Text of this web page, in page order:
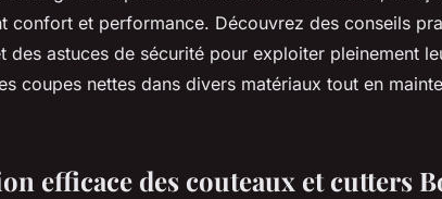
confort et performance. Découvrez des conseils
des astuces de sécurité pour exploiter pleinement
coupes nettes dans divers matériaux tout en
efficace des couteaux et cutters